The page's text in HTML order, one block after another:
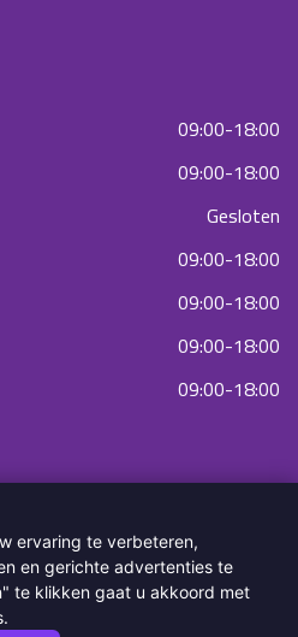
09:00-18:00
09:00-18:00
Gesloten
09:00-18:00
09:00-18:00
09:00-18:00
09:00-18:00
Alle rechten voorbehouden.
ervaring te verbeteren,
en gerichte advertenties te
te klikken gaat u akkoord met